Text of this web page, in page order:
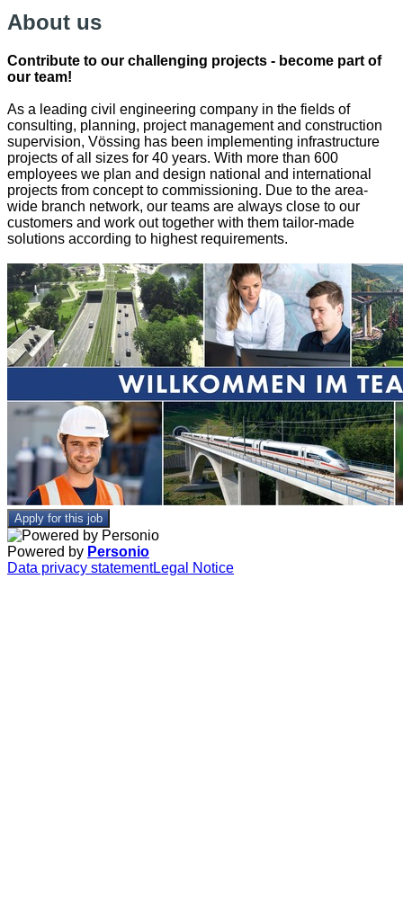
About us
Contribute to our challenging projects - become part of
our team!
As a leading civil engineering company in the fields of
consulting, planning, project management and construction
supervision, Vössing has been implementing infrastructure
projects of all sizes for 40 years. With more than 600
employees we plan and design national and international
projects from concept to commissioning. Due to the area-
wide branch network, our teams are always close to our
customers and work out together with them tailor-made
solutions according to highest requirements.
Apply for this job
Powered by Personio
Data privacy statementLegal Notice